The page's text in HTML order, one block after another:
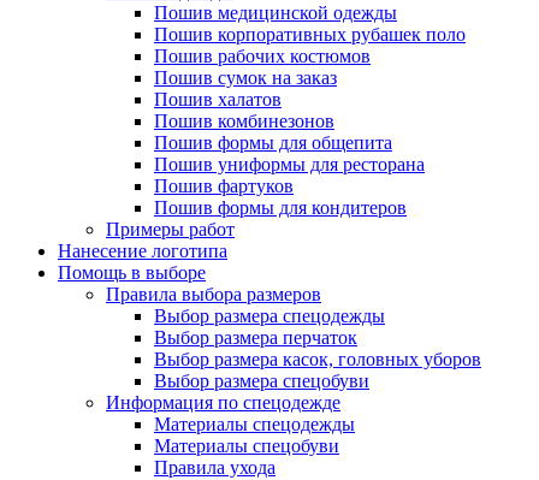
Пошив медицинской одежды
Пошив корпоративных рубашек поло
Пошив рабочих костюмов
Пошив сумок на заказ
Пошив халатов
Пошив комбинезонов
Пошив формы для общепита
Пошив униформы для ресторана
Пошив фартуков
Пошив формы для кондитеров
Примеры работ
Нанесение логотипа
Помощь в выборе
Правила выбора размеров
Выбор размера спецодежды
Выбор размера перчаток
Выбор размера касок, головных уборов
Выбор размера спецобуви
Информация по спецодежде
Материалы спецодежды
Материалы спецобуви
Правила ухода